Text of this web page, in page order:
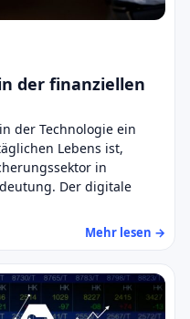
der finanziellen
der Technologie ein
Lebens ist,
in
Der digitale
Mehr lesen →